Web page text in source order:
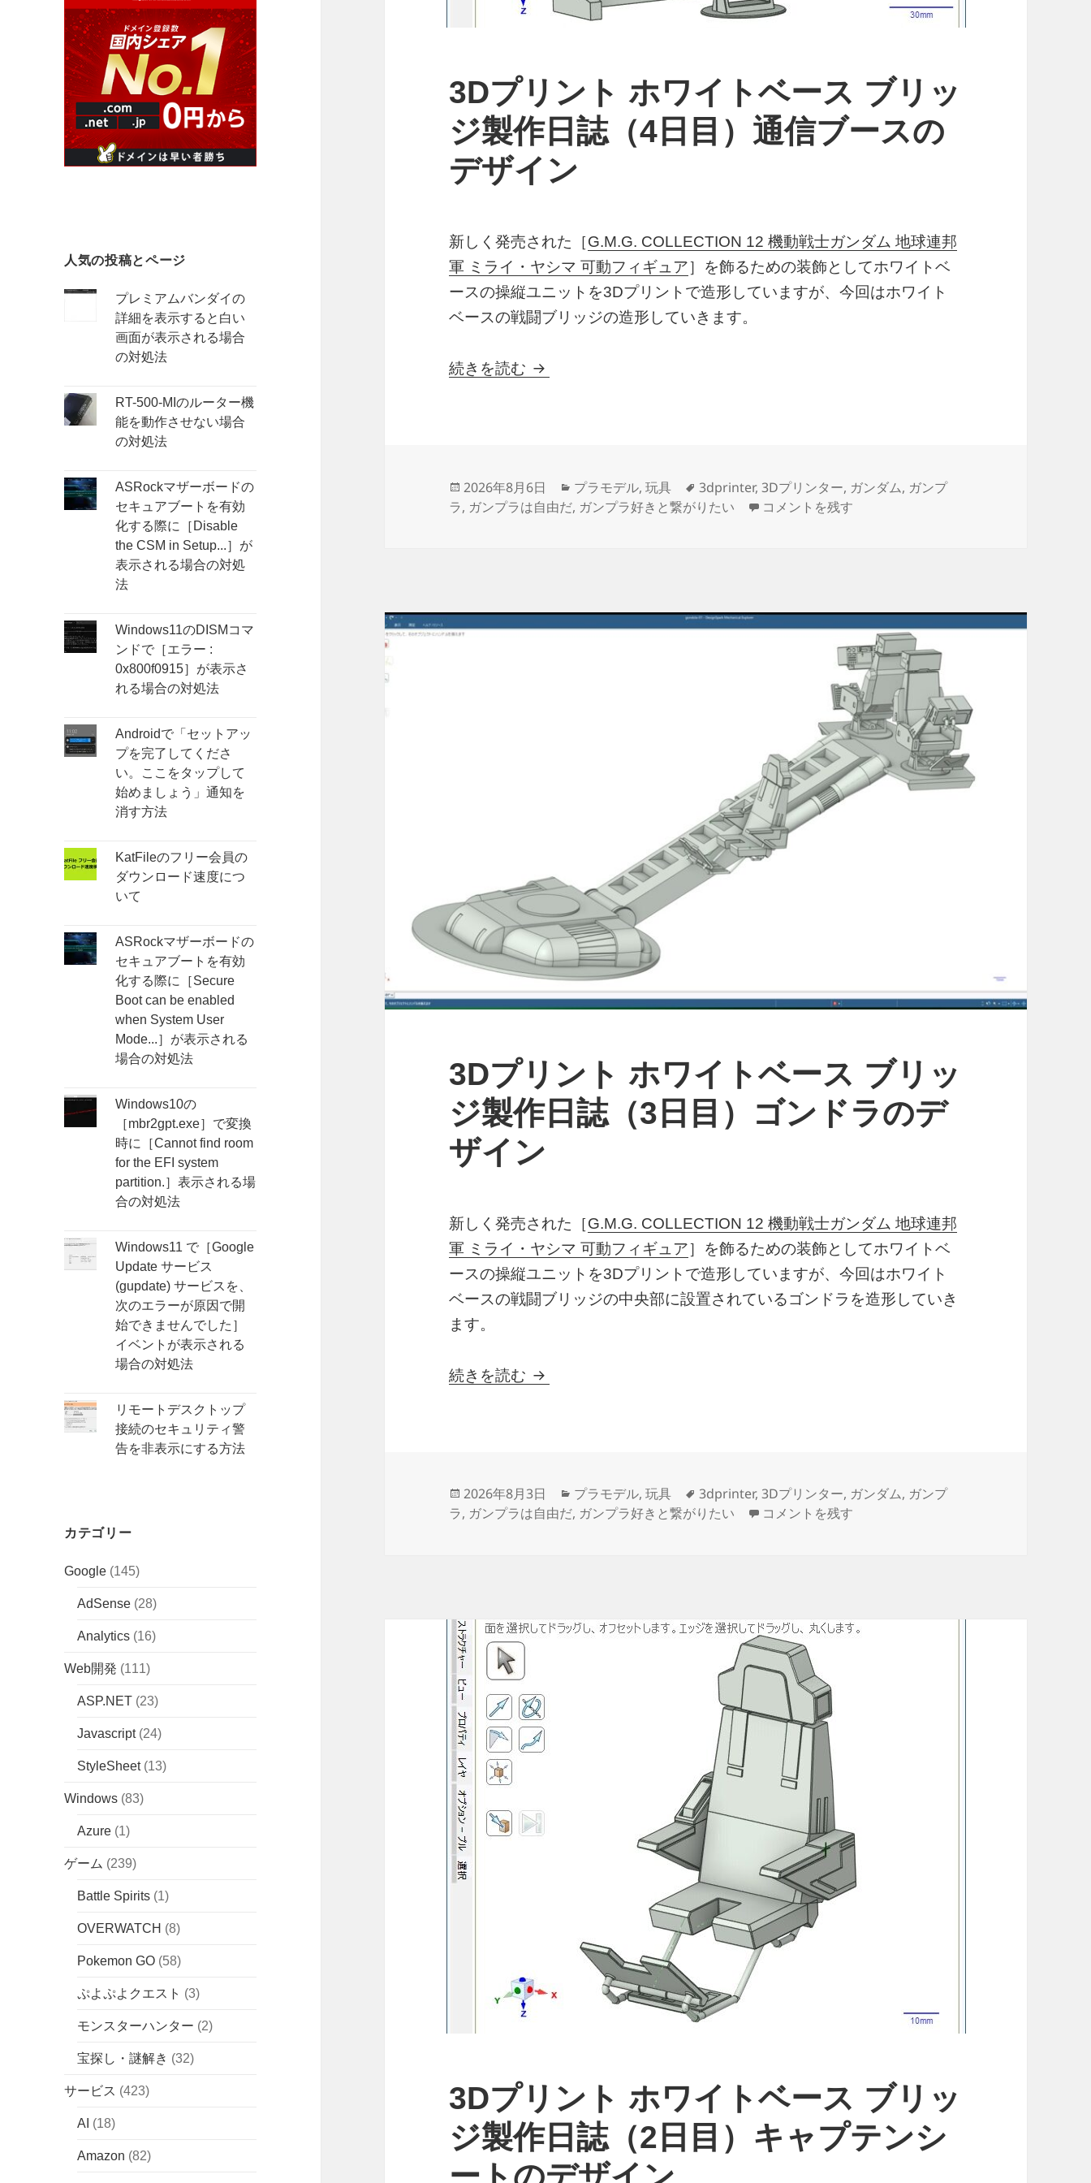
人気の投稿とページ
プレミアムバンダイの
詳細を表示すると白い
画面が表示される場合
の対処法
RT-500-MIのルーター機
能を動作させない場合
の対処法
ASRockマザーボードの
セキュアブートを有効
化する際に［Disable
the CSM in Setup...］が
表示される場合の対処
法
Windows11のDISMコマ
ンドで［エラー :
0x800f0915］が表示さ
れる場合の対処法
Androidで「セットアッ
プを完了してくださ
い。ここをタップして
始めましょう」通知を
消す方法
KatFileのフリー会員の
ダウンロード速度につ
いて
ASRockマザーボードの
セキュアブートを有効
化する際に［Secure
Boot can be enabled
when System User
Mode...］が表示される
場合の対処法
Windows10の
［mbr2gpt.exe］で変換
時に［Cannot find room
for the EFI system
partition.］表示される場
合の対処法
Windows11 で［Google
Update サービス
(gupdate) サービスを、
次のエラーが原因で開
始できませんでした］
イベントが表示される
場合の対処法
リモートデスクトップ
接続のセキュリティ警
告を非表示にする方法
カテゴリー
Google (145)
AdSense (28)
Analytics (16)
Web開発 (111)
ASP.NET (23)
Javascript(24)
StyleSheet(13)
Windows (83)
Azure (1)
ゲーム (239)
Battle Spirits (1)
OVERWATCH (8)
Pokemon GO (58)
ぷよぷよクエスト (3)
モンスターハンター (2)
宝探し・謎解き (32)
サービス (423)
AI (18)
Amazon (82)
3Dプリント ホワイトベース ブリッ
ジ製作日誌（4日目）通信ブースの
デザイン
新しく発売された［G.M.G. COLLECTION 12 機動戦士ガンダム 地球連邦
軍 ミライ・ヤシマ 可動フィギュア］を飾るための装飾としてホワイトベ
ースの操縦ユニットを3Dプリントで造形していますが、今回はホワイト
ベースの戦闘ブリッジの造形していきます。
続きを読む 3Dプリント ホワイトベース ブリッジ製作日誌（4日目）通信ブースのデザイン
投
稿
2026年8月6日
カ
テ
プラモデル,玩具
タ
グ
3dprinter,3Dプリンター, ガンダム, ガンプ
ラ, ガンプラは自由だ, ガンプラ好きと繋がりたい 3Dプリント ホワイトベース ブリッジ製作日誌（4日目
コメントを残す
3Dプリント ホワイトベース ブリッ
ジ製作日誌（3日目）ゴンドラのデ
ザイン
新しく発売された［G.M.G. COLLECTION 12 機動戦士ガンダム 地球連邦
軍 ミライ・ヤシマ 可動フィギュア］を飾るための装飾としてホワイトベ
ースの操縦ユニットを3Dプリントで造形していますが、今回はホワイト
ベースの戦闘ブリッジの中央部に設置されているゴンドラを造形していき
ます。
続きを読む 3Dプリント ホワイトベース ブリッジ製作日誌（3日目）ゴンドラのデザイン
投
稿
2026年8月3日
カ
テ
プラモデル,玩具
タ
グ
3dprinter,3Dプリンター, ガンダム, ガンプ
ラ, ガンプラは自由だ, ガンプラ好きと繋がりたい 3Dプリント ホワイトベース ブリッジ製作日誌（3日目
コメントを残す
3Dプリント ホワイトベース ブリッ
ジ製作日誌（2日目）キャプテンシ